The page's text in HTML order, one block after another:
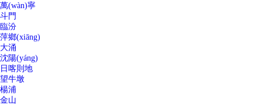
萬(wàn)寧
斗門
臨汾
萍鄉(xiāng)
大涌
沈陽(yáng)
日喀則地
望牛墩
楊浦
金山